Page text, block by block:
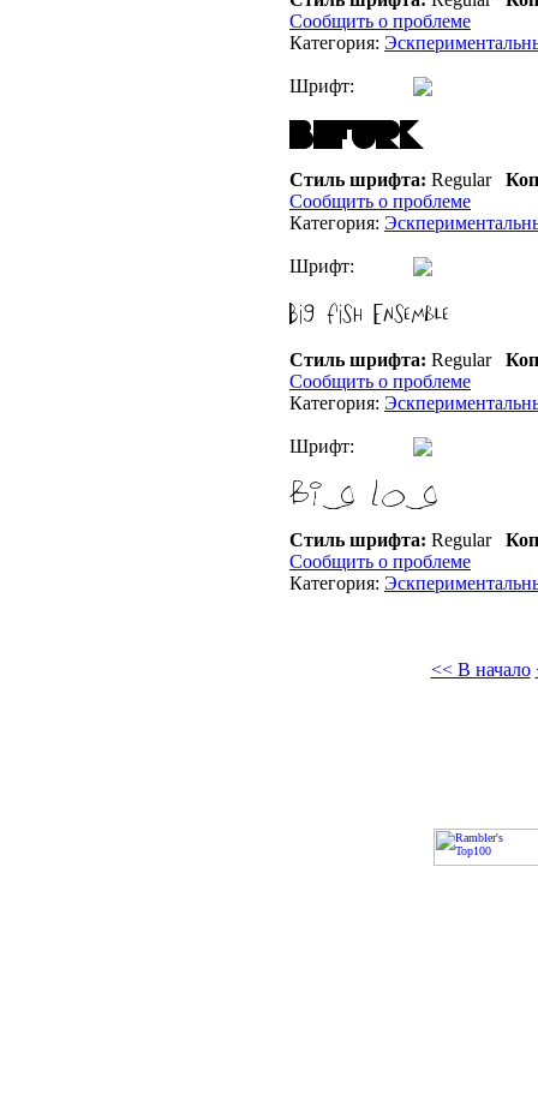
Сообщить о проблеме
Категория:
Шрифт:
Стиль шрифта: Regular
Сообщить о проблеме
Категория:
Шрифт:
Стиль шрифта: Regular
Сообщить о проблеме
Категория:
Шрифт:
Стиль шрифта: Regular
Сообщить о проблеме
Категория:
<< В начало